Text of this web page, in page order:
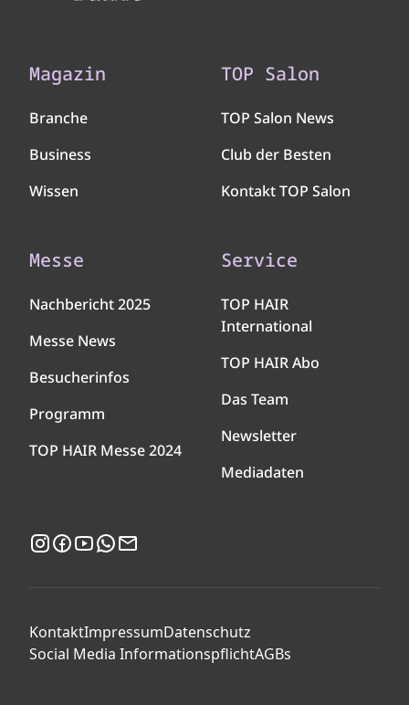
Magazin
Branche
Business
Wissen
TOP Salon
TOP Salon News
Club der Besten
Kontakt TOP Salon
Messe
Nachbericht 2025
Messe News
Besucherinfos
Programm
TOP HAIR Messe 2024
Service
TOP HAIR
International
TOP HAIR Abo
Das Team
Newsletter
Mediadaten
Instagram
Facebook
YouTubeWhatsApp
KontaktImpressumDatenschutz
Social Media InformationspflichtAGBs